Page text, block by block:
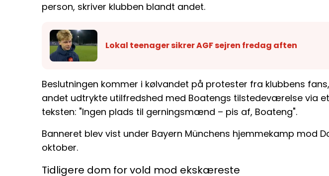
person, skriver klubben blandt andet.
Lokal teenager sikrer AGF sejren fredag aften
Beslutningen kommer i kølvandet på protester fra klubbens
andet udtrykte utilfredshed med Boatengs tilstedeværelse via
teksten: "Ingen plads til gerningsmænd – pis af, Boateng".
Banneret blev vist under Bayern Münchens hjemmekamp mod
oktober.
Tidligere dom for vold mod ekskæreste